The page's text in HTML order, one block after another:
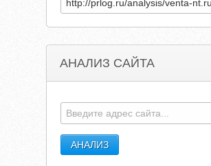
АНАЛИЗ САЙТА